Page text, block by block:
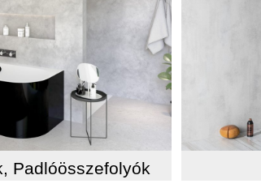
Padlóösszefolyók